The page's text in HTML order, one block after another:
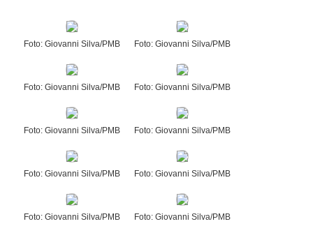
Foto: Giovanni Silva/PMB Foto: Giovanni Silva/PMB
Foto: Giovanni Silva/PMB Foto: Giovanni Silva/PMB
Foto: Giovanni Silva/PMB Foto: Giovanni Silva/PMB
Foto: Giovanni Silva/PMB Foto: Giovanni Silva/PMB
Foto: Giovanni Silva/PMB Foto: Giovanni Silva/PMB